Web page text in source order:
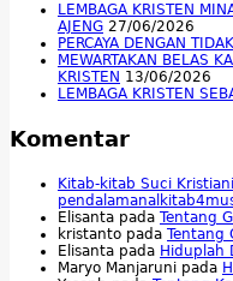
LEMBAGA KRISTEN
AJENG 27/06/2026
PERCAYA DENGAN
MEWARTAKAN BELAS
KRISTEN 13/06/2026
LEMBAGA KRISTEN
Komentar
Kitab-kitab Suci
Elisanta pada Tentang
kristanto pada Tentang
Elisanta pada Hiduplah
Maryo Manjaruni pada